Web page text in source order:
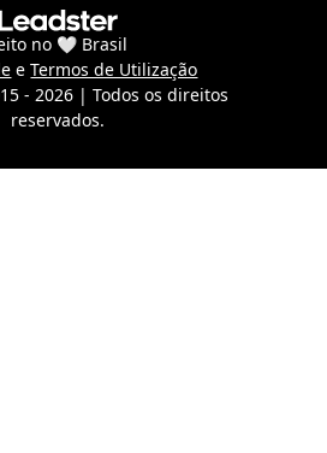
no 🤍 Brasil
e Termos de Utilização
- 2026| Todos os direitos
reservados.